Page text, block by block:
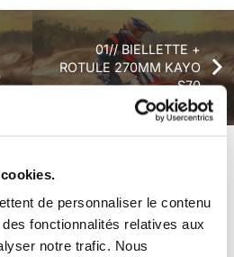
de personnaliser le contenu
fonctionnalités relatives aux
notre trafic. Nous
01// BIELLETTE +
ROTULE 270MM KAYO
S70
complets